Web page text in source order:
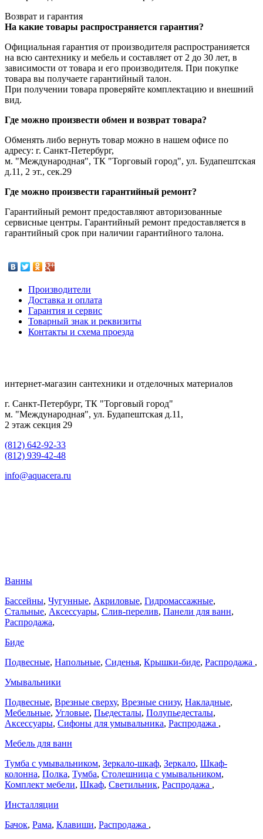
Возврат и гарантия
На какие товары распространяется гарантия?
Официальная гарантия от производителя распространияется
на всю сантехнику и мебель и составляет от 2 до 30 лет, в
зависимости от товара и его производителя. При покупке
товара вы получаете гарантийный талон.
При получении товара проверяйте комплектацию и внешний
вид.
Где можно произвести обмен и возврат товара?
Обменять либо вернуть товар можно в нашем офисе по
адресу: г. Санкт-Петербург,
м. "Международная", ТК "Торговый город", ул. Будапештская
д.11, 2 эт., сек.29
Где можно произвести гарантийный ремонт?
Гарантийный ремонт предоставляют авторизованные
сервисные центры. Гарантийный ремонт предоставляется в
гарантийный срок при наличии гарантийного талона.
Производители
Доставка и оплата
Гарантия и сервис
Товарный знак и реквизиты
Контакты и схема проезда
интернет-магазин сантехники и отделочных материалов
г. Санкт-Петербург, ТК "Торговый город"
м. "Международная", ул. Будапештская д.11,
2 этаж секция 29
(812) 642-92-33
(812) 939-42-48
info@aquacera.ru
Ванны
Бассейны, Чугунные, Акриловые, Гидромассажные,
Стальные, Аксессуары, Слив-перелив, Панели для ванн,
Распродажа,
Биде
Подвесные, Напольные, Сиденья, Крышки-биде, Распродажа ,
Умывальники
Подвесные, Врезные сверху, Врезные снизу, Накладные,
Мебельные, Угловые, Пьедесталы, Полупьедесталы,
Аксессуары, Сифоны для умывальника, Распродажа ,
Мебель для ванн
Тумба с умывальником, Зеркало-шкаф, Зеркало, Шкаф-
колонна, Полка, Тумба, Столешница с умывальником,
Комплект мебели, Шкаф, Светильник, Распродажа ,
Инсталляции
Бачок, Рама, Клавиши, Распродажа ,